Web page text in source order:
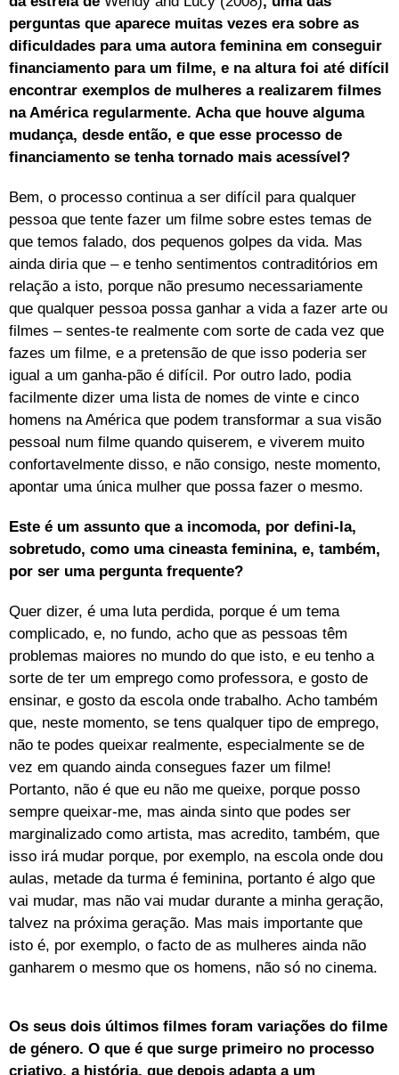
perguntas que aparece muitas vezes era sobre as
dificuldades para uma autora feminina em conseguir
financiamento para um filme, e na altura foi até difícil
encontrar exemplos de mulheres a realizarem filmes
na América regularmente. Acha que houve alguma
mudança, desde então, e que esse processo de
financiamento se tenha tornado mais acessível?
Bem, o processo continua a ser difícil para qualquer
pessoa que tente fazer um filme sobre estes temas de
que temos falado, dos pequenos golpes da vida. Mas
ainda diria que – e tenho sentimentos contraditórios em
relação a isto, porque não presumo necessariamente
que qualquer pessoa possa ganhar a vida a fazer arte ou
filmes – sentes-te realmente com sorte de cada vez que
fazes um filme, e a pretensão de que isso poderia ser
igual a um ganha-pão é difícil. Por outro lado, podia
facilmente dizer uma lista de nomes de vinte e cinco
homens na América que podem transformar a sua visão
pessoal num filme quando quiserem, e viverem muito
confortavelmente disso, e não consigo, neste momento,
apontar uma única mulher que possa fazer o mesmo.
Este é um assunto que a incomoda, por defini-la,
sobretudo, como uma cineasta feminina, e, também,
por ser uma pergunta frequente?
Quer dizer, é uma luta perdida, porque é um tema
complicado, e, no fundo, acho que as pessoas têm
problemas maiores no mundo do que isto, e eu tenho a
sorte de ter um emprego como professora, e gosto de
ensinar, e gosto da escola onde trabalho. Acho também
que, neste momento, se tens qualquer tipo de emprego,
não te podes queixar realmente, especialmente se de
vez em quando ainda consegues fazer um filme!
Portanto, não é que eu não me queixe, porque posso
sempre queixar-me, mas ainda sinto que podes ser
marginalizado como artista, mas acredito, também, que
isso irá mudar porque, por exemplo, na escola onde dou
aulas, metade da turma é feminina, portanto é algo que
vai mudar, mas não vai mudar durante a minha geração,
talvez na próxima geração. Mas mais importante que
isto é, por exemplo, o facto de as mulheres ainda não
ganharem o mesmo que os homens, não só no cinema.
Os seus dois últimos filmes foram variações do filme
de género. O que é que surge primeiro no processo
criativo, a história, que depois adapta a um